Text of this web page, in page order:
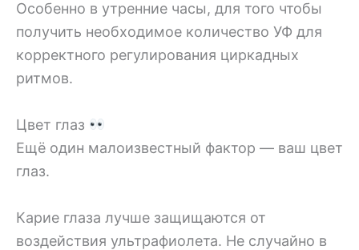
Особенно в утренние часы, для того чтобы
получить необходимое количество УФ для
корректного регулирования циркадных
ритмов.
Цвет глаз
Ещё один малоизвестный фактор — ваш цвет
глаз.
Карие глаза лучше защищаются от
воздействия ультрафиолета. Не случайно в